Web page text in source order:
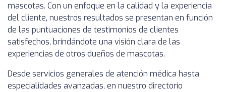
mascotas. Con un enfoque en la calidad y la experiencia
del cliente, nuestros resultados se presentan en función
de las puntuaciones de testimonios de clientes
satisfechos, brindándote una visión clara de las
experiencias de otros dueños de mascotas.
Desde servicios generales de atención médica hasta
especialidades avanzadas, en nuestro directorio